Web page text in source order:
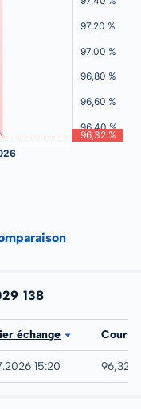
138
échange Cours
15:20 96,32 %